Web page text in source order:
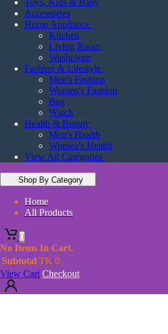
Toys, Kids & Baby
Accessories
Home Appliance
Kitchen
Living Room
Washroom
Fashion & Lifestyle
Men's Fashion
Women's Fashion
Bag
Watch
Health & Beauty
Men's Health
Women's Health
View All Categories
Shop By Category
Home
All Products
0
No Items In Cart.
Subtotal TK 0
View Cart Checkout